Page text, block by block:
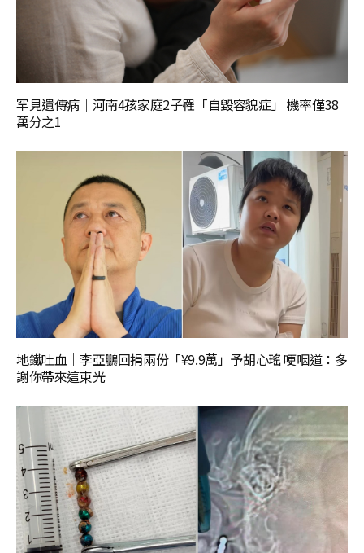
罕見遺傳病｜河南4孩家庭2子罹「自毀容貌症」 機率僅38
萬分之1
地鐵吐血｜李亞鵬回捐兩份「¥9.9萬」予胡心瑤 哽咽道：多
謝你帶來這束光